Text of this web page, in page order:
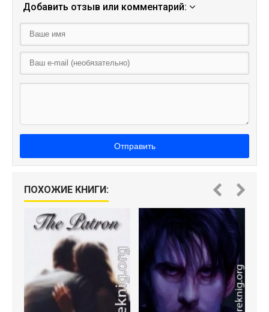
Добавить отзыв или комментарий:
Отправить
ПОХОЖИЕ КНИГИ: